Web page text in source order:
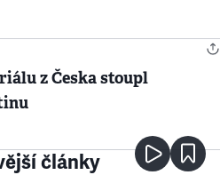
z Česka stoupl
články